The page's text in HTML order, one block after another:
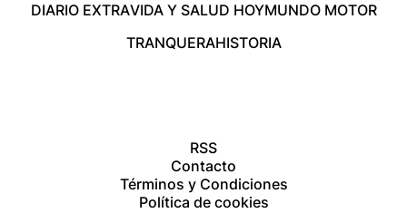
DIARIO EXTRAVIDA Y SALUD HOYMUNDO MOTOR
TRANQUERAHISTORIA
RSS
Contacto
Términos y Condiciones
Política de cookies